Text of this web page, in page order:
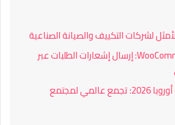
CartPing لـ WooCommerce: إرسال إشعارات الطلبات عبر
مؤتمر ووردكامب أوروبا 2026: تجمع عالمي لمجتمع